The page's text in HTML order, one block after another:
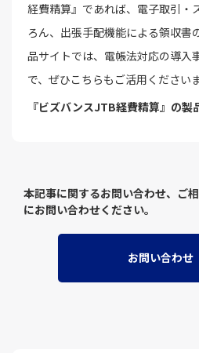
経費精算』であれば、電子取引・
ろん、出張手配機能による領収書
品サイトでは、電帳法対応の導入
で、ぜひこちらもご活用くださいま
『ビズバンスJTB経費精算』の製
本記事に関するお問い合わせ、ご
にお問い合わせください。
お問い合わせ